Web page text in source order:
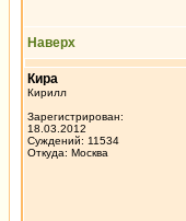
Наверх
Кира
Кирилл
Зарегистрирован:
18.03.2012
Суждений: 11534
Откуда: Москва